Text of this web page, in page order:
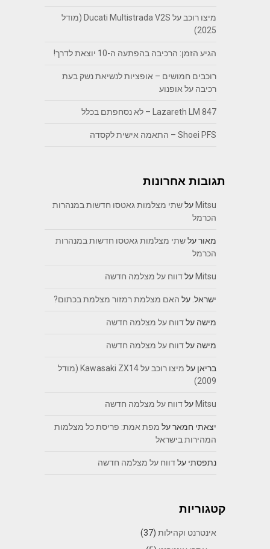
מיצו רוכב על Ducati Multistrada V2S (מודל
2025)
הגיע הזמן: הרכיבה בהפתעה ה-10 יוצאת לדרך!
רוכבים חמושים – אופציות לנשיאת נשק בעת
רכיבה על אופנוע
Lazareth LM 847 – לא נסחפתם בכלל
Shoei PFS – התאמה אישית לקסדה
תגובות אחרונות
Mitsu עלשתי מצלמות גאטסו חדשות במנהרות
הכרמל
מאורעלשתי מצלמות גאטסו חדשות במנהרות
הכרמל
Mitsu עלדווח על מצלמה חדשה
ישראל. על האם מצלמת רמזור מצלמת בכתום?
מישה עלדווח על מצלמה חדשה
מישה עלדווח על מצלמה חדשה
בריאן על
מיצו רוכב על Kawasaki ZX14 (מודל
2009)
Mitsu עלדווח על מצלמה חדשה
יצאתי חמארעל מפת אמת: פריסת כל מצלמות
המהירות בישראל
נתפסתי עלדווח על מצלמה חדשה
קטגוריות
אינטרנט וקהילות(37)